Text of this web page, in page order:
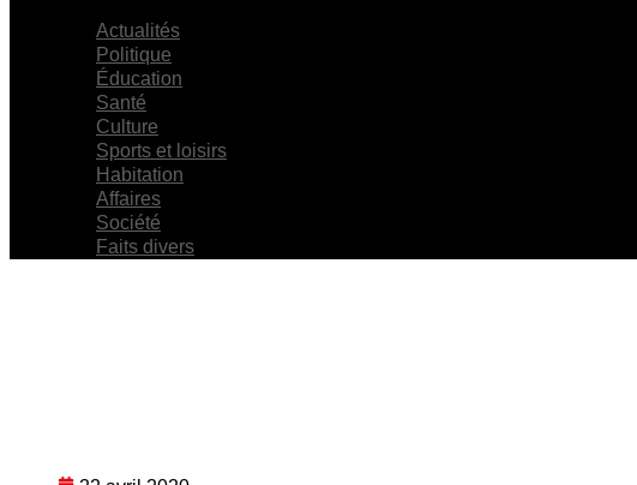
Actualités
Politique
Éducation
Santé
Culture
Sports et loisirs
Habitation
Affaires
Société
Faits divers